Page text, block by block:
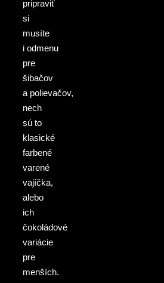
pripraviť
si
musíte
i odmenu
pre
šibačov
a polievačov,
nech
sú to
klasické
farbené
varené
vajíčka,
alebo
ich
čokoládové
variácie
pre
menších.